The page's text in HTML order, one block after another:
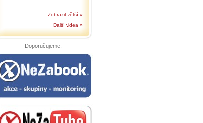
Zobrazit větší »
Další videa »
Doporučujeme: